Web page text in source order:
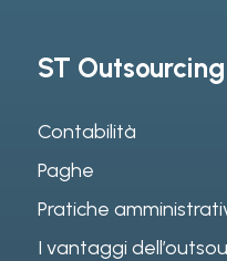
ST Outsourcing
Contabilità
Paghe
Pratiche
I vantaggi